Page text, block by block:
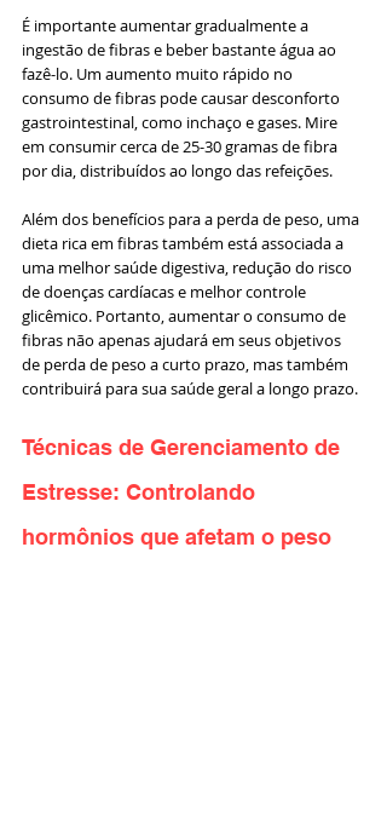
É importante aumentar gradualmente a
ingestão de fibras e beber bastante água ao
fazê-lo. Um aumento muito rápido no
consumo de fibras pode causar desconforto
gastrointestinal, como inchaço e gases. Mire
em consumir cerca de 25-30 gramas de fibra
por dia, distribuídos ao longo das refeições.
Além dos benefícios para a perda de peso, uma
dieta rica em fibras também está associada a
uma melhor saúde digestiva, redução do risco
de doenças cardíacas e melhor controle
glicêmico. Portanto, aumentar o consumo de
fibras não apenas ajudará em seus objetivos
de perda de peso a curto prazo, mas também
contribuirá para sua saúde geral a longo prazo.
Técnicas de Gerenciamento de
Estresse: Controlando
hormônios que afetam o peso